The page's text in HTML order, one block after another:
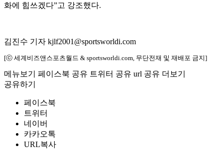
화에 힘쓰겠다”고 강조했다.
김진수 기자 kjlf2001@sportsworldi.com
[ⓒ 세계비즈앤스포츠월드 & sportsworldi.com, 무단전재 및 재배포 금지]
메뉴보기 페이스북 공유 트위터 공유 url 공유 더보기
공유하기
페이스북
트위터
네이버
카카오톡
URL복사